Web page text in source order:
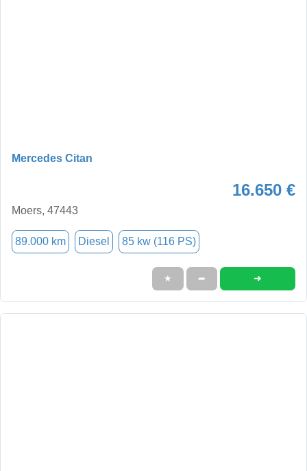
Mercedes Citan
16.650 €
Moers, 47443
89.000 km Diesel 85 kw (116 PS)
★ ➦ ➜